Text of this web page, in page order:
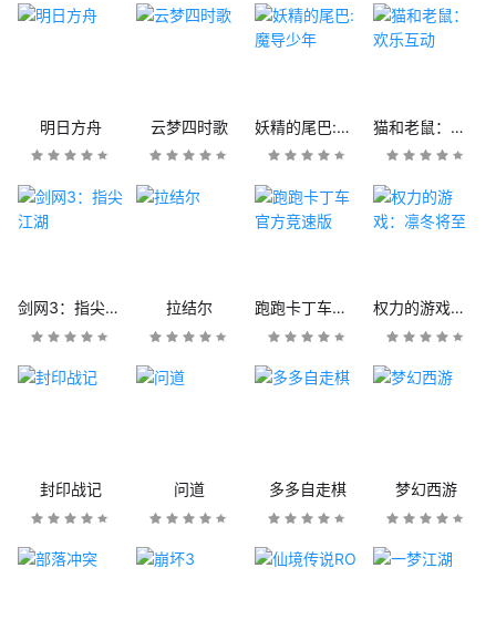
明日方舟 云梦四时歌 妖精的尾巴:魔导少年 猫和老鼠：欢乐互动
剑网3：指尖江湖 拉结尔 跑跑卡丁车官方竞速版 权力的游戏：凛冬将至
封印战记 问道 多多自走棋 梦幻西游